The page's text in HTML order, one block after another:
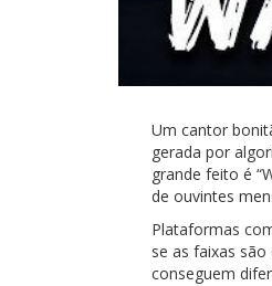
Um cantor
gerada por
grande feito é
de ouvintes
Plataformas
se as faixas
conseguem